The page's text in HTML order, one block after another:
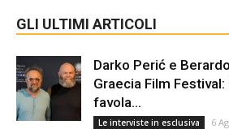
GLI ULTIMI ARTICOLI
Darko Perić e
Graecia Film
favola...
Le interviste in esclusiva 6